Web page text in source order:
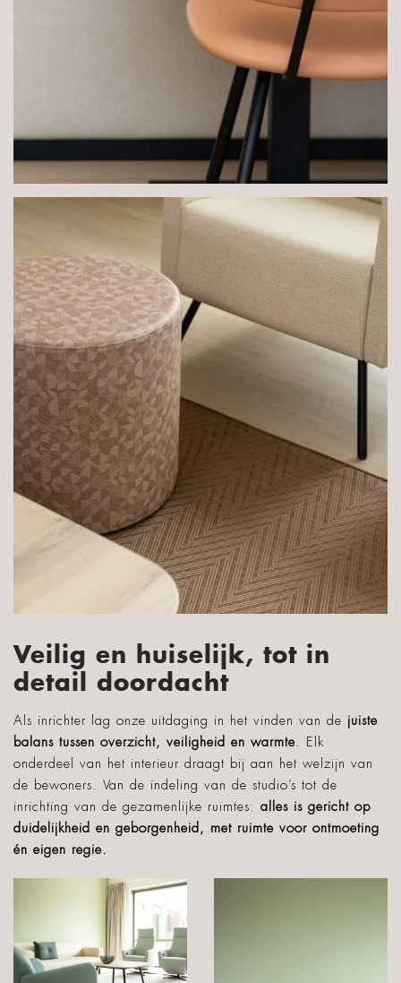
Veilig en huiselijk, tot in
detail doordacht
Als inrichter lag onze uitdaging in het vinden van de juiste
balans tussen overzicht, veiligheid en warmte. Elk
onderdeel van het interieur draagt bij aan het welzijn van
de bewoners. Van de indeling van de studio’s tot de
inrichting van de gezamenlijke ruimtes: alles is gericht op
duidelijkheid en geborgenheid, met ruimte voor ontmoeting
én eigen regie.